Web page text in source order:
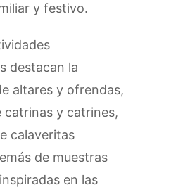
y festivo.
destacan la
altares y ofrendas,
catrinas y catrines,
calaveritas
de muestras
en las